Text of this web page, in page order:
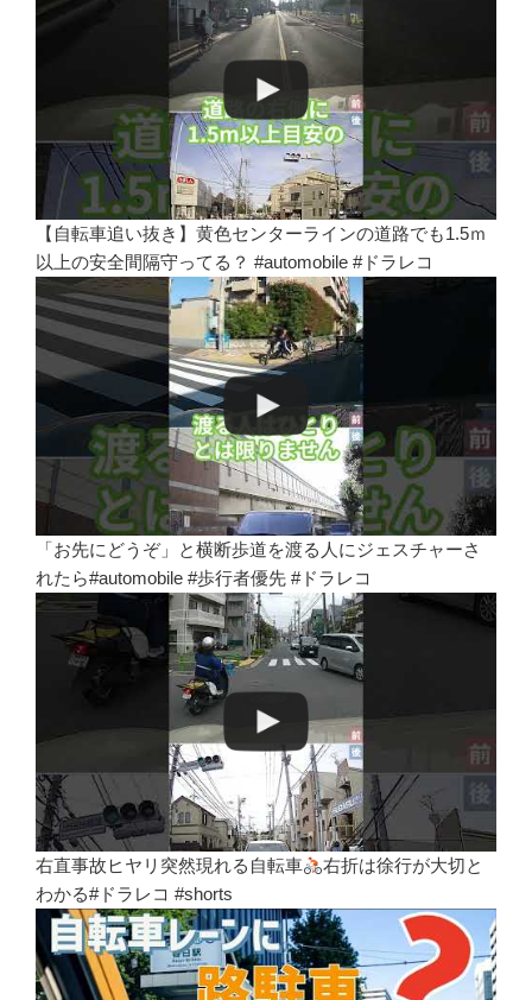
【自転車追い抜き】黄色センターラインの道路でも1.5ｍ
以上の安全間隔守ってる？ #automobile #ドラレコ
「お先にどうぞ」と横断歩道を渡る人にジェスチャーさ
れたら#automobile #歩行者優先 #ドラレコ
右直事故ヒヤリ突然現れる自転車
右折は徐行が大切と
わかる#ドラレコ #shorts